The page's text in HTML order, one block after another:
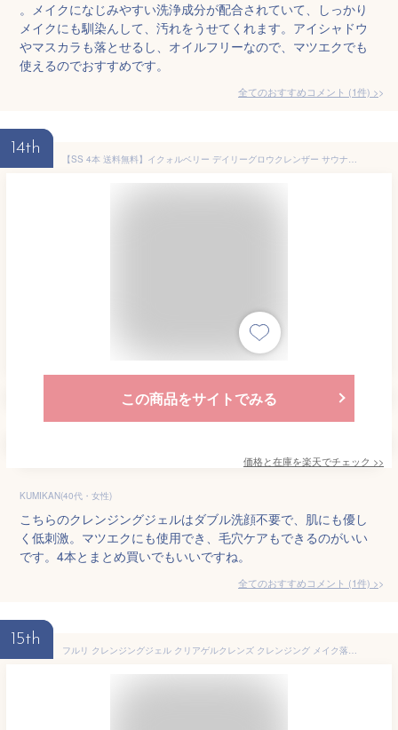
。メイクになじみやすい洗浄成分が配合されていて、しっかり
メイクにも馴染んして、汚れをうせてくれます。アイシャドウ
やマスカラも落とせるし、オイルフリーなので、マツエクでも
使えるのでおすすめです。
全てのおすすめコメント (1件) >
14th
【SS 4本 送料無料】イクォルベリー デイリーグロウクレンザー サウナクレンザー 210ml ジェルクレンジング クレンジング メイク落とし ジェル ダブル洗顔不要 クレンジングジェル オイルフリー 低刺激 マツエクOK 韓国コスメ 大人気
この商品をサイトでみる
価格と在庫を楽天でチェック >>
KUMIKAN(40代・女性)
こちらのクレンジングジェルはダブル洗顔不要で、肌にも優し
く低刺激。マツエクにも使用でき、毛穴ケアもできるのがいい
です。4本とまとめ買いでもいいですね。
全てのおすすめコメント (1件) >
15th
フルリ クレンジングジェル クリアゲルクレンズ クレンジング メイク落とし 毛穴ケア 角栓 黒ずみ いちご鼻 敏感肌 保湿 無添加 マツエク 150g